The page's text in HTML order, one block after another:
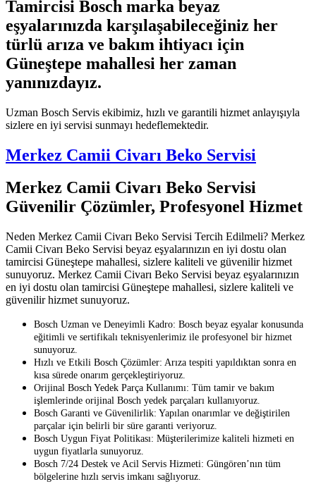
Tamircisi Bosch marka beyaz
eşyalarınızda karşılaşabileceğiniz her
türlü arıza ve bakım ihtiyacı için
Güneştepe mahallesi her zaman
yanınızdayız.
Uzman Bosch Servis ekibimiz, hızlı ve garantili hizmet anlayışıyla
sizlere en iyi servisi sunmayı hedeflemektedir.
Merkez Camii Civarı Beko Servisi
Merkez Camii Civarı Beko Servisi
Güvenilir Çözümler, Profesyonel Hizmet
Neden Merkez Camii Civarı Beko Servisi Tercih Edilmeli? Merkez
Camii Civarı Beko Servisi beyaz eşyalarınızın en iyi dostu olan
tamircisi Güneştepe mahallesi, sizlere kaliteli ve güvenilir hizmet
sunuyoruz. Merkez Camii Civarı Beko Servisi beyaz eşyalarınızın
en iyi dostu olan tamircisi Güneştepe mahallesi, sizlere kaliteli ve
güvenilir hizmet sunuyoruz.
Bosch Uzman ve Deneyimli Kadro: Bosch beyaz eşyalar konusunda
eğitimli ve sertifikalı teknisyenlerimiz ile profesyonel bir hizmet
sunuyoruz.
Hızlı ve Etkili Bosch Çözümler: Arıza tespiti yapıldıktan sonra en
kısa sürede onarım gerçekleştiriyoruz.
Orijinal Bosch Yedek Parça Kullanımı: Tüm tamir ve bakım
işlemlerinde orijinal Bosch yedek parçaları kullanıyoruz.
Bosch Garanti ve Güvenilirlik: Yapılan onarımlar ve değiştirilen
parçalar için belirli bir süre garanti veriyoruz.
Bosch Uygun Fiyat Politikası: Müşterilerimize kaliteli hizmeti en
uygun fiyatlarla sunuyoruz.
Bosch 7/24 Destek ve Acil Servis Hizmeti: Güngören’nın tüm
bölgelerine hızlı servis imkanı sağlıyoruz.